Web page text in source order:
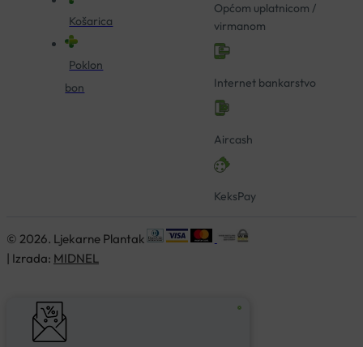
Košarica
Poklon
bon
Općom uplatnicom /
virmanom
Internet bankarstvo
Aircash
KeksPay
© 2026. Ljekarne Plantak
| Izrada: MIDNEL